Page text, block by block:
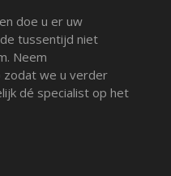
doe u er uw
tussentijd niet
Neem
zodat we u verder
dé specialist op het